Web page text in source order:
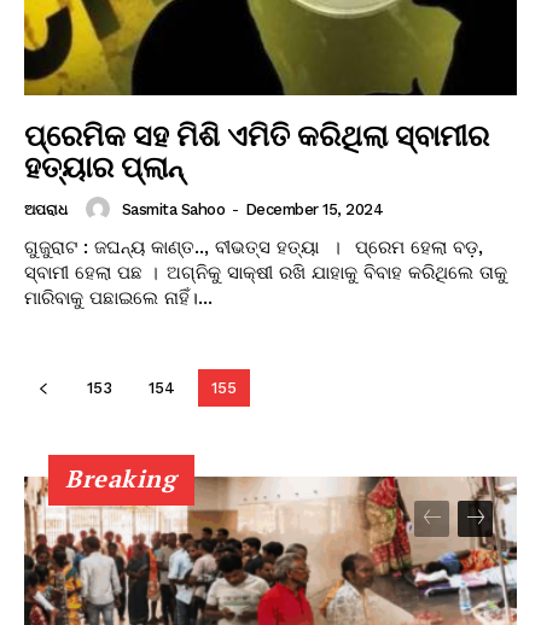
ପ୍ରେମିକ ସହ ମିଶି ଏମିତି କରିଥିଲା ସ୍ବାମୀର
ହତ୍ୟାର ପ୍ଲାନ୍
ଅପରାଧ Sasmita Sahoo - December 15, 2024
ଗୁଜୁରାଟ : ଜଘନ୍ୟ କାଣ୍ତ.., ବୀଭତ୍ସ ହତ୍ୟା । ପ୍ରେମ ହେଲା ବଡ଼,
ସ୍ବାମୀ ହେଲା ପଛ । ଅଗ୍ନିକୁ ସାକ୍ଷୀ ରଖି ଯାହାକୁ ବିବାହ କରିଥିଲେ ତାକୁ
ମାରିବାକୁ ପଛାଇଲେ ନାହିଁ।...
153 154 155
Breaking